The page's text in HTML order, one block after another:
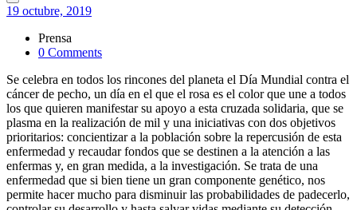
19 octubre, 2019
Prensa
0 Comments
Se celebra en todos los rincones del planeta el Día Mundial contra el
cáncer de pecho, un día en el que el rosa es el color que une a todos
los que quieren manifestar su apoyo a esta cruzada solidaria, que se
plasma en la realización de mil y una iniciativas con dos objetivos
prioritarios: concientizar a la población sobre la repercusión de esta
enfermedad y recaudar fondos que se destinen a la atención a las
enfermas y, en gran medida, a la investigación. Se trata de una
enfermedad que si bien tiene un gran componente genético, nos
permite hacer mucho para disminuir las probabilidades de padecerlo,